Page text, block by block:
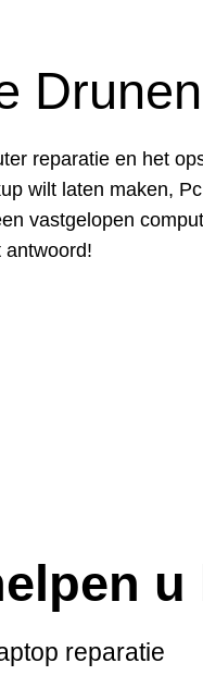
Drunen
reparatie en het
wilt laten maken,
vastgelopen
antwoord!
u
reparatie